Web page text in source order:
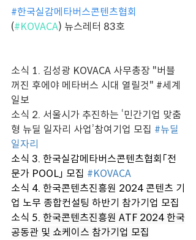
#한국실감메타버스콘텐츠협회
(#KOVACA) 뉴스레터 83호
소식 1. 김성광 KOVACA 사무총장 "버블
꺼진 후에야 메타버스 시대 열릴것" #세계
일보
소식 2. 서울시가 추진하는 ‘민간기업 맞춤
형 뉴딜 일자리 사업’참여기업 모집 #뉴딜
일자리
소식 3. 한국실감메타버스콘텐츠협회「전
문가 POOL」 모집 #KOVACA
소식 4. 한국콘텐츠진흥원 2024 콘텐츠 기
업 노무 종합컨설팅 하반기 참가기업 모집
소식 5. 한국콘텐츠진흥원 ATF 2024 한국
공동관 및 쇼케이스 참가기업 모집